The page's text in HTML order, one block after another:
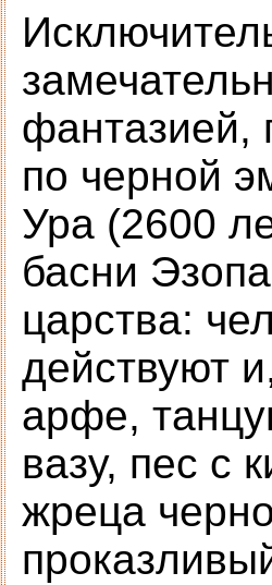
фантазией,
по черной
Ура (2600
басни
царства:
действуют
арфе,
вазу, пес с
жреца